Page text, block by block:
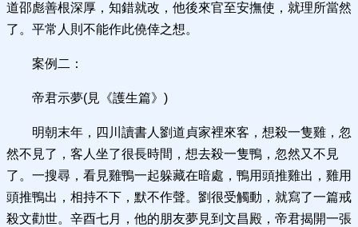
道邵彪善根深厚，知錯就改，他後來官至安撫使，就理所當然
了。平常人則不能作此僥倖之想。
案例二：
帝君示夢(見《護生篇》)
明朝末年，四川讀書人劉道貞家裡來客，想殺一隻雞，忽
然不見了，客人坐了很長時間，想去殺一隻鴨，忽然又不見
了。一搜尋，看見雞鴨一起躲藏在暗處，鴨用頭推雞出，雞用
頭推鴨出，相持不下，默不作聲。劉很受觸動，就寫了一篇戒
殺文勸世。辛酉七月，他的朋友夢見到文昌殿，帝君揭開一張